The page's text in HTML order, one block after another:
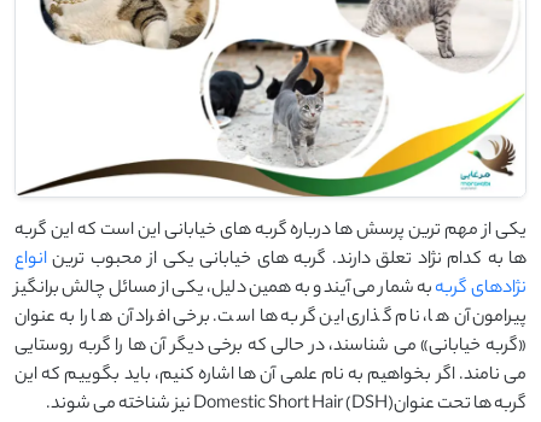
یکی از مهم ‌ترین پرسش ‌ها درباره گربه ‌های خیابانی این است که این گربه
‌ها به کدام نژاد تعلق دارند. گربه ‌های خیابانی یکی از محبوب ‌ترینانواع
نژادهای گربهبه شمار می ‌آیند و به همین دلیل، یکی از مسائل چالش ‌برانگیز
پیرامون آن ‌ها، نام ‌گذاری این گربه‌ ها است. برخی افراد آن ‌ها را به‌عنوان
«گربه خیابانی» می ‌شناسند، در حالی که برخی دیگر آن‌ ها را گربه روستایی
می ‌نامند. اگر بخواهیم به نام علمی آن ‌ها اشاره کنیم، باید بگوییم که این
گربه ‌ها تحت عنوانDomestic Short Hair (DSH) نیز شناخته می ‌شوند.